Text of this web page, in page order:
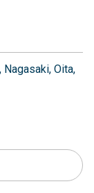
Nagasaki Oita